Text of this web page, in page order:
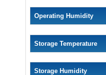
Operating Humidity
Storage Temperature
Storage Humidity